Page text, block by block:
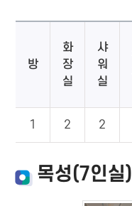
방
화
장
실
샤
워
실
1 2 2
목성(7인실)